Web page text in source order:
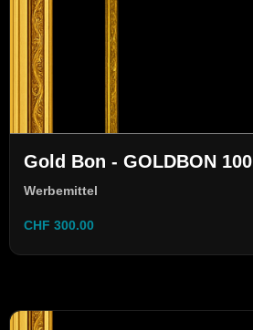
Gold Bon - GOLDBON 100
Werbemittel
CHF 300.00